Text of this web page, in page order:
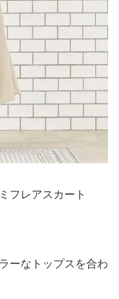
フレアスカート
ーなトップスを合わ